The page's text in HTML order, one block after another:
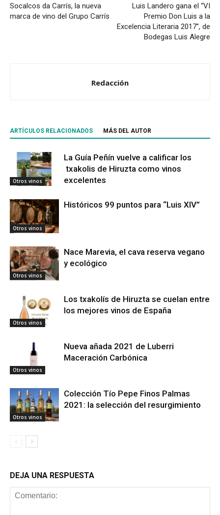
Socalcos da Carrís, la nueva
marca de vino del Grupo Carrís
Luis Landero gana el “VI
Premio Don Luis a la
Excelencia Literaria 2017”, de
Bodegas Luis Alegre
Redacción
ARTÍCULOS RELACIONADOS MÁS DEL AUTOR
Otros vinos
La Guía Peñín vuelve a calificar los
txakolis de Hiruzta como vinos
excelentes
Otros vinos
Históricos 99 puntos para “Luis XIV”
Otros vinos
Nace Marevia, el cava reserva vegano
y ecológico
Otros vinos
Los txakolís de Hiruzta se cuelan entre
los mejores vinos de España
Otros vinos
Nueva añada 2021 de Luberri
Maceración Carbónica
Otros vinos
Colección Tío Pepe Finos Palmas
2021: la selección del resurgimiento
DEJA UNA RESPUESTA